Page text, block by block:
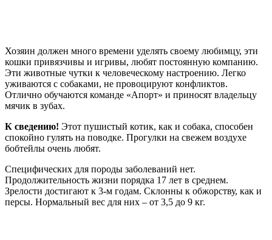
Хозяин должен много времени уделять своему любимцу, эти
кошки привязчивы и игривы, любят постоянную компанию.
Эти животные чутки к человеческому настроению. Легко
уживаются с собаками, не провоцируют конфликтов.
Отлично обучаются команде «Апорт» и приносят владельцу
мячик в зубах.
К сведению! Этот пушистый котик, как и собака, способен
спокойно гулять на поводке. Прогулки на свежем воздухе
бобтейлы очень любят.
Специфических для породы заболеваний нет.
Продолжительность жизни порядка 17 лет в среднем.
Зрелости достигают к 3-м годам. Склонны к обжорству, как и
персы. Нормальный вес для них – от 3,5 до 9 кг.